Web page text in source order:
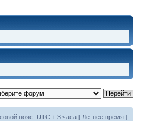
пояс: UTC + 3 часа [ Летнее время ]